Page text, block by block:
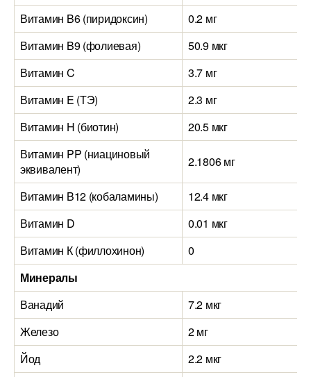
Витамин B6 (пиридоксин)
0.2 мг
Витамин B9 (фолиевая)
50.9 мкг
Витамин C
3.7 мг
Витамин E (ТЭ)
2.3 мг
Витамин H (биотин)
20.5 мкг
Витамин PP (ниациновый
эквивалент)
2.1806 мг
Витамин B12 (кобаламины)
12.4 мкг
Витамин D
0.01 мкг
Витамин К (филлохинон)
0
Минералы
Ванадий
7.2 мкг
Железо
2 мг
Йод
2.2 мкг